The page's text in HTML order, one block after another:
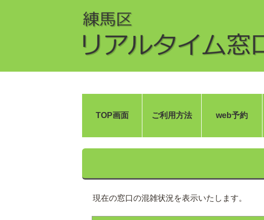
TOP画面 ご利用方法 web予約
現在の窓口の混雑状況を表示いたします。